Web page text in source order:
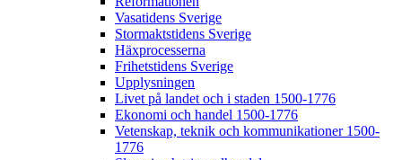
Vasatidens Sverige
Stormaktstidens Sverige
Häxprocesserna
Frihetstidens Sverige
Upplysningen
Livet på landet och i staden 1500-1776
Ekonomi och handel 1500-1776
Vetenskap, teknik och kommunikationer 1500-
1776